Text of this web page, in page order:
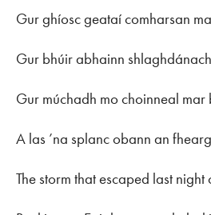
Gur ghíosc geataí comharsan
Gur bhúir abhainn
Gur múchadh mo choinneal
A las ’na splanc obann an
The storm that escaped last night